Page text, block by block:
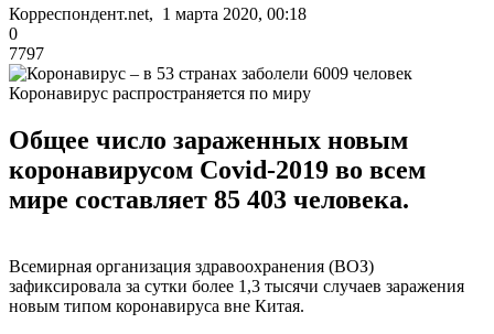
Корреспондент.net, 1 марта 2020, 00:18
0
7797
Коронавирус распространяется по миру
Общее число зараженных новым
коронавирусом Covid-2019 во всем
мире составляет 85 403 человека.
Всемирная организация здравоохранения (ВОЗ)
зафиксировала за сутки более 1,3 тысячи случаев заражения
новым типом коронавируса вне Китая.